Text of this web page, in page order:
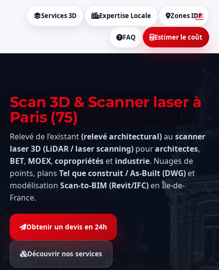
Services 3D Expertise Locale Zones IDF
FAQ Estimer le coût
Scan 3D & Scanner laser à
Paris (75)
Relevé de l’existant(relevé architectural)au scanner
laser 3D (LiDAR / laser scanning) pourarchitectes,
BET, MOEX, copropriétés et industrie. Nuages de
points, plans Tel que construit / As-Built (DWG)et
modélisation Scan-to-BIM (Revit/IFC)en Île-de-
France.
Obtenir un devis en 24h
Découvrir nos services